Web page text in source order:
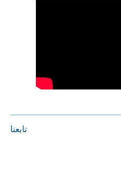
تابعنا